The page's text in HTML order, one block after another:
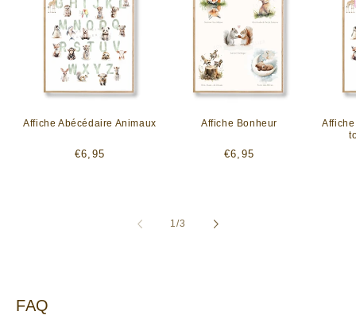
Affiche Abécédaire Animaux
Prix
€6,95
Affiche Bonheur
Prix
€6,95
1/de
3
FAQ